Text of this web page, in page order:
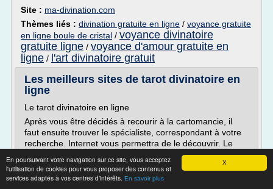
X
En poursuivant votre navigation sur ce site, vous acceptez
l'utilisation de cookies pour vous proposer des contenus et
services adaptés à vos centres d'intérêts. En savoir plus
Site : ma-divination.com
Thèmes liés : divination gratuite en ligne / voyance gratuite
en ligne boule de cristal / voyance divinatoire
gratuite ligne / voyance d'amour gratuite en
ligne / l'art divinatoire gratuit
Les meilleurs sites de tarot divinatoire en
ligne
Le tarot divinatoire en ligne
Après vous être décidés à recourir à la cartomancie, il
faut ensuite trouver le spécialiste, correspondant à votre
recherche. Internet vous permettra de le découvrir. Le
tarot divinatoire en ligne reste accessible à tous. Si la
voyance suscite une passion de plus en plus grande, les
voyants et autres spécialistes de la cartomancie ont